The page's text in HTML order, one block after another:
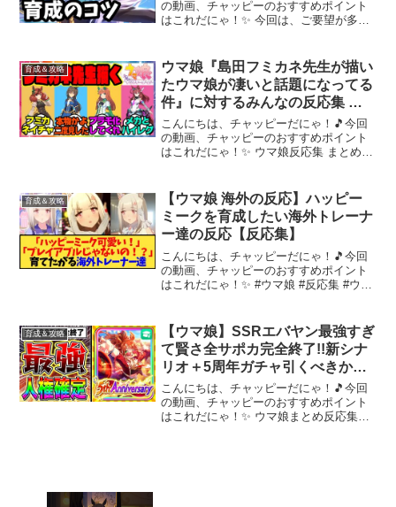
の動画、チャッピーのおすすめポイント
はこれだにゃ！✨ 今回は、ご要望が多か
けの動画となっていると思います！知っ
ていることもあるとは思...
育成＆攻略
ウマ娘『島田フミカネ先生が描い
たウマ娘が凄いと話題になってる
件』に対するみんなの反応集 ま
とめ ウマ娘プリティーダービー
レイミン ナイスネイチャ
こんにちは、チャッピーだにゃ！🎵今回
の動画、チャッピーのおすすめポイント
はこれだにゃ！✨ ウマ娘反応集 まとめシ
いと話題になってる件』に対するみんな
の反応集 まとめ ...
育成＆攻略
【ウマ娘 海外の反応】ハッピー
ミークを育成したい海外トレーナ
ー達の反応【反応集】
こんにちは、チャッピーだにゃ！🎵今回
の動画、チャッピーのおすすめポイント
はこれだにゃ！✨ #ウマ娘 #反応集 #ウマ
日部つむぎ引用(C) Cygames, ...
育成＆攻略
【ウマ娘】SSRエバヤン最強すぎ
て賢さ全サポカ完全終了!!新シナ
リオ＋5周年ガチャ引くべきか性
能解説【フォーエバーヤング ア
ーモンドアイ カジノドライヴ】
こんにちは、チャッピーだにゃ！🎵今回
の動画、チャッピーのおすすめポイント
はこれだにゃ！✨ ウマ娘まとめ反応集や